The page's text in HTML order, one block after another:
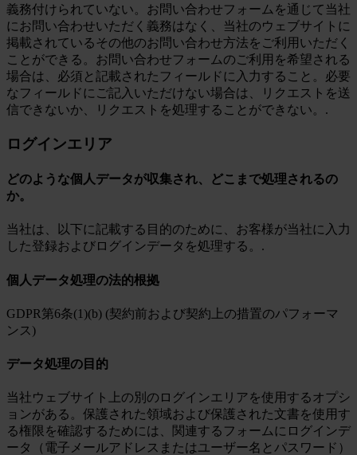
義務付けられていない。お問い合わせフォームを通じて当社
にお問い合わせいただく義務はなく、当社のウェブサイトに
掲載されているその他のお問い合わせ方法をご利用いただく
ことができる。お問い合わせフォームのご利用を希望される
場合は、必須と記載されたフィールドに入力すること。必要
なフィールドにご記入いただけない場合は、リクエストを送
信できないか、リクエストを処理することができない。.
ログインエリア
どのような個人データが収集され、どこまで処理されるの
か。
当社は、以下に記載する目的のために、お客様が当社に入力
した登録およびログインデータを処理する。.
個人データ処理の法的根拠
GDPR第6条(1)(b) (契約前および契約上の措置のパフォーマ
ンス)
データ処理の目的
当社ウェブサイト上の別のログインエリアを使用するオプシ
ョンがある。保護された領域および保護された文書を使用す
る権限を確認するためには、関連するフォームにログインデ
ータ（電子メールアドレスまたはユーザー名とパスワード）